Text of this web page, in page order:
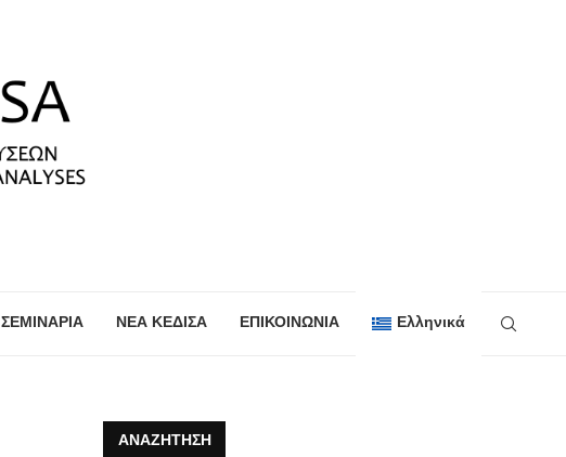
ΣΕΜΙΝΑΡΙΑ ΝΕΑ ΚΕΔΙΣΑ ΕΠΙΚΟΙΝΩΝΙΑ Ελληνικά
ΑΝΑΖΉΤΗΣΗ